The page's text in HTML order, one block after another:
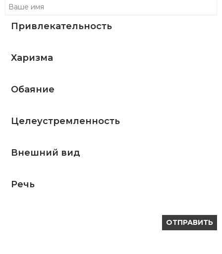
Привлекательность
Харизма
Обаяние
Целеустремленность
Внешний вид
Речь